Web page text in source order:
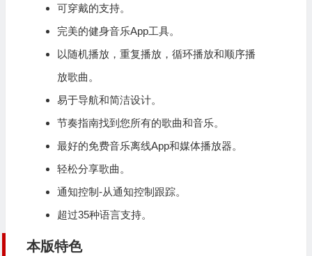
可穿戴的支持。
完美的健身音乐App工具。
以随机播放，重复播放，循环播放和顺序播
放歌曲。
易于导航和简洁设计。
节奏指南找到您所有的歌曲和音乐。
最好的免费音乐离线App和媒体播放器。
轻松分享歌曲。
通知控制-从通知控制跟踪。
超过35种语言支持。
本版特色